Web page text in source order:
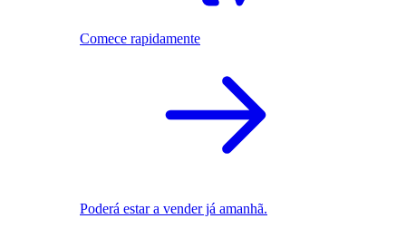
Comece rapidamente
Poderá estar a vender já amanhã.